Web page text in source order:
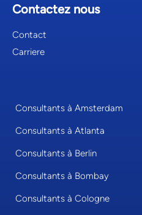
Contactez nous
Contact
Carriere
Consultants à Amsterdam
Consultants à Atlanta
Consultants à Berlin
Consultants à Bombay
Consultants à Cologne